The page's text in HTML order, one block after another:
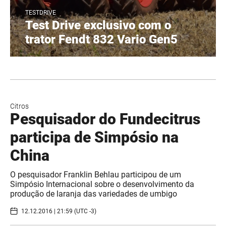
TESTDRIVE
Test Drive exclusivo com o
trator Fendt 832 Vario Gen5
Citros
Pesquisador do Fundecitrus
participa de Simpósio na
China
O pesquisador Franklin Behlau participou de um
Simpósio Internacional sobre o desenvolvimento da
produção de laranja das variedades de umbigo
12.12.2016 | 21:59 (UTC -3)